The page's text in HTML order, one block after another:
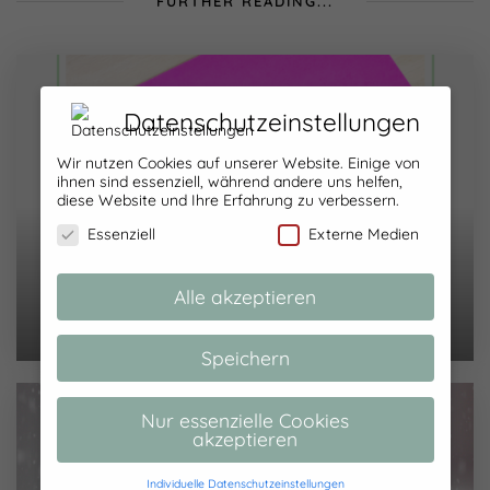
Anleitung: Reißverschlusstasche aus Milka
Schokopapier nähen
Datenschutzeinstellungen
Wir nutzen Cookies auf unserer Website. Einige von
ihnen sind essenziell, während andere uns helfen,
diese Website und Ihre Erfahrung zu verbessern.
Essenziell
Externe Medien
Alle akzeptieren
Speichern
Nur essenzielle Cookies
akzeptieren
Individuelle Datenschutzeinstellungen